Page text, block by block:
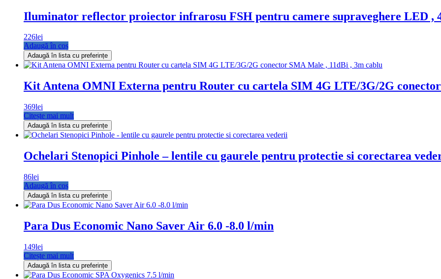
Iluminator reflector proiector infrarosu FSH pentru camere supraveghere LED ,
226lei
Adaugă în coș
Adaugă în lista cu preferințe
Kit Antena OMNI Externa pentru Router cu cartela SIM 4G LTE/3G/2G
369lei
Citește mai mult
Adaugă în lista cu preferințe
Ochelari Stenopici Pinhole – lentile cu gaurele pentru protectie si corectarea
86lei
Adaugă în coș
Adaugă în lista cu preferințe
Para Dus Economic Nano Saver Air 6.0 -8.0 l/min
149lei
Citește mai mult
Adaugă în lista cu preferințe